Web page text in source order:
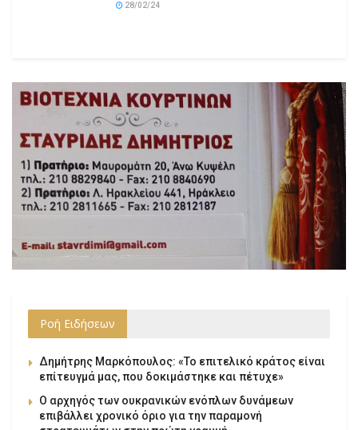
28/02/24
Ροή Ειδήσεων
Δημήτρης Μαρκόπουλος: «Το επιτελικό κράτος είναι
επίτευγμά μας, που δοκιμάστηκε και πέτυχε»
Ο αρχηγός των ουκρανικών ενόπλων δυνάμεων
επιβάλλει χρονικό όριο για την παραμονή